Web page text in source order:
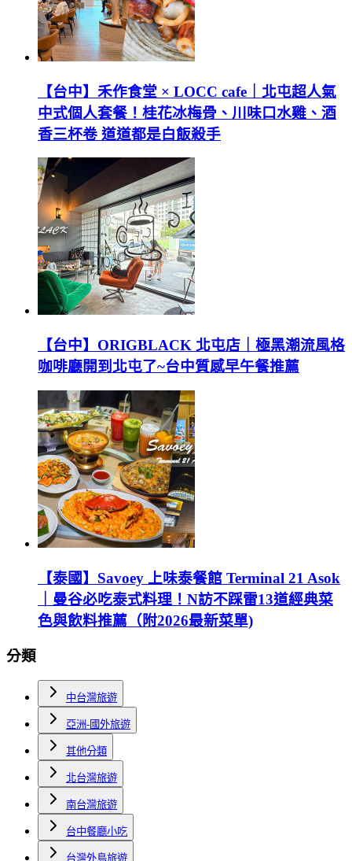
【台中】禾作食堂 × LOCC cafe｜北屯超人氣
中式個人套餐！桂花冰梅骨、川味口水雞、酒
香三杯卷 道道都是白飯殺手
【台中】ORIGBLACK 北屯店｜極黑潮流風格
咖啡廳開到北屯了~台中質感早午餐推薦
【泰國】Savoey 上味泰餐館 Terminal 21 Asok
｜曼谷必吃泰式料理！N訪不踩雷13道經典菜
色與飲料推薦（附2026最新菜單)
分類
中台灣旅遊
亞洲-國外旅遊
其他分類
北台灣旅遊
南台灣旅遊
台中餐廳小吃
台灣外島旅遊